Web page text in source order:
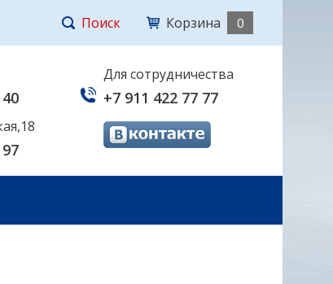
Поиск Корзина 0
Для сотрудничества
+7 911 422 77 77